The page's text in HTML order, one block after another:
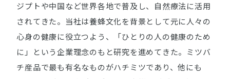
ジプトや中国など世界各地で普及し、自然療法に活用
されてきた。当社は養蜂文化を背景として元に人々の
心身の健康に役立つよう、「ひとりの人の健康のため
に」という企業理念のもと研究を進めてきた。ミツバ
チ産品で最も有名なものがハチミツであり、他にも